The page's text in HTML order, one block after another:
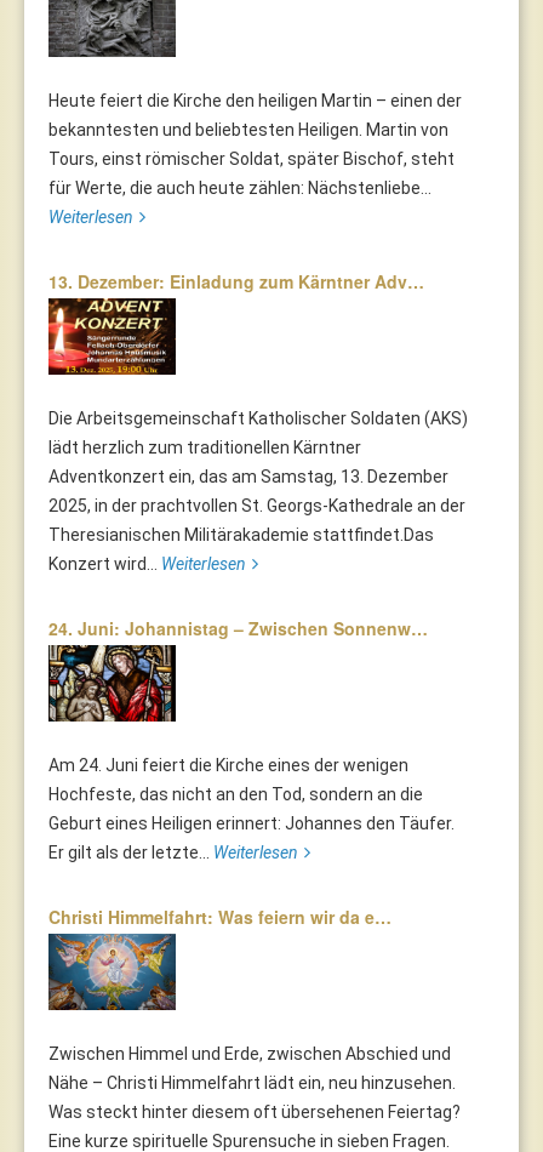
Heute feiert die Kirche den heiligen Martin – einen der
bekanntesten und beliebtesten Heiligen. Martin von
Tours, einst römischer Soldat, später Bischof, steht
für Werte, die auch heute zählen: Nächstenliebe...
Weiterlesen
13. Dezember: Einladung zum Kärntner Adv…
Die Arbeitsgemeinschaft Katholischer Soldaten (AKS)
lädt herzlich zum traditionellen Kärntner
Adventkonzert ein, das am Samstag, 13. Dezember
2025, in der prachtvollen St. Georgs-Kathedrale an der
Theresianischen Militärakademie stattfindet.Das
Konzert wird... Weiterlesen
24. Juni: Johannistag – Zwischen Sonnenw…
Am 24. Juni feiert die Kirche eines der wenigen
Hochfeste, das nicht an den Tod, sondern an die
Geburt eines Heiligen erinnert: Johannes den Täufer.
Er gilt als der letzte... Weiterlesen
Christi Himmelfahrt: Was feiern wir da e…
Zwischen Himmel und Erde, zwischen Abschied und
Nähe – Christi Himmelfahrt lädt ein, neu hinzusehen.
Was steckt hinter diesem oft übersehenen Feiertag?
Eine kurze spirituelle Spurensuche in sieben Fragen.